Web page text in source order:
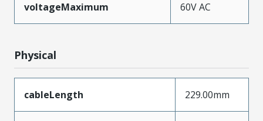
voltageMaximum 60V AC
Physical
cableLength 229.00mm